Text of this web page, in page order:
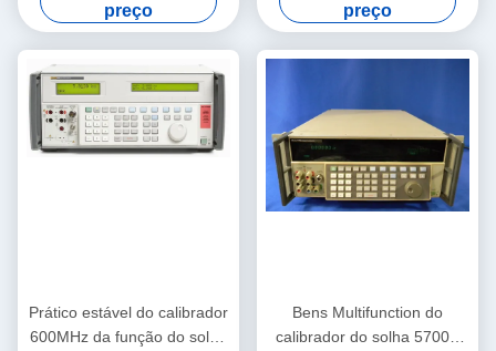
de Usado
preço
Condição de Pré-Usado
preço
Prático estável do calibrador
600MHz da função do solha
Bens Multifunction do
calibrador do solha 5700A